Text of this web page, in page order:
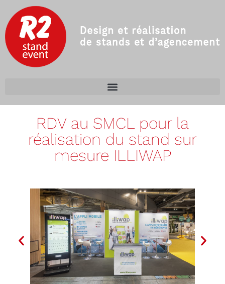
RDV au SMCL pour la
réalisation du stand sur
mesure ILLIWAP